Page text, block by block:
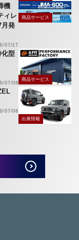
機
ィレ
月発
07/17
商品サービス
型
07/08
商品サービス
07/08
出展情報